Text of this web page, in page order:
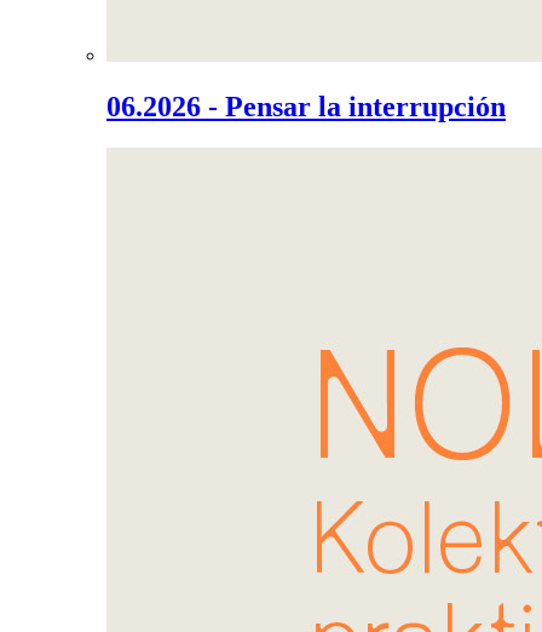
06.2026 - Pensar la interrupción